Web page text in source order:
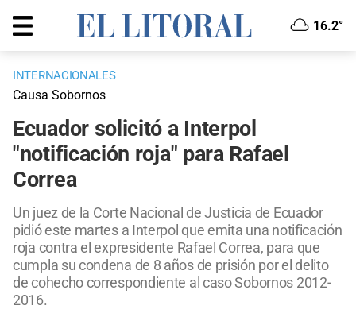
16.2°
INTERNACIONALES
Causa Sobornos
Ecuador solicitó a Interpol
"notificación roja" para Rafael
Correa
Un juez de la Corte Nacional de Justicia de Ecuador
pidió este martes a Interpol que emita una notificación
roja contra el expresidente Rafael Correa, para que
cumpla su condena de 8 años de prisión por el delito
de cohecho correspondiente al caso Sobornos 2012-
2016.